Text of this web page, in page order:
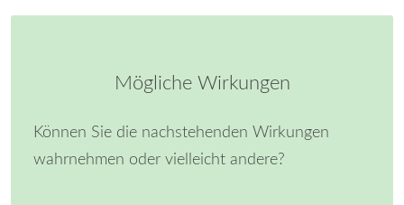
Mögliche Wirkungen
Können Sie die nachstehenden Wirkungen
wahrnehmen oder vielleicht andere?